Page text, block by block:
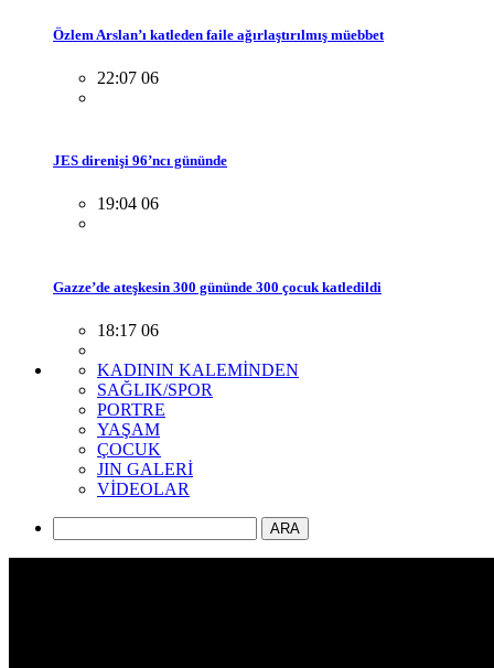
Özlem Arslan’ı katleden faile ağırlaştırılmış müebbet
22:07 06
JES direnişi 96’ncı gününde
19:04 06
Gazze’de ateşkesin 300 gününde 300 çocuk katledildi
18:17 06
KADININ KALEMİNDEN
SAĞLIK/SPOR
PORTRE
YAŞAM
ÇOCUK
JIN GALERİ
VİDEOLAR
ARA